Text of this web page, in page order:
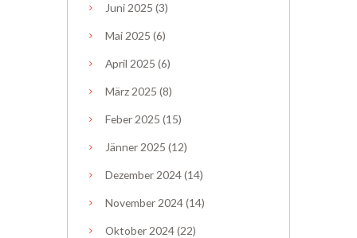
Juni2025 (3)
Mai 2025 (6)
April 2025 (6)
März 2025 (8)
Feber 2025 (15)
Jänner 2025 (12)
Dezember 2024(14)
November 2024(14)
Oktober 2024(22)